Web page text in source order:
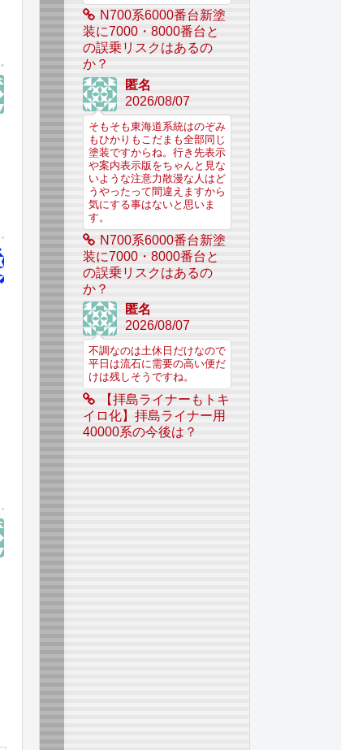
N700系6000番台新塗
装に7000・8000番台と
の誤乗リスクはあるの
か？
匿名
2026/08/07
そもそも東海道系統はのぞみ
もひかりもこだまも全部同じ
塗装ですからね。行き先表示
や案内表示版をちゃんと見な
いような注意力散漫な人はど
うやったって間違えますから
気にする事はないと思いま
す。
N700系6000番台新塗
装に7000・8000番台と
の誤乗リスクはあるの
か？
匿名
2026/08/07
不調なのは土休日だけなので
平日は流石に需要の高い便だ
けは残しそうですね。
【拝島ライナーもトキ
イロ化】拝島ライナー用
40000系の今後は？